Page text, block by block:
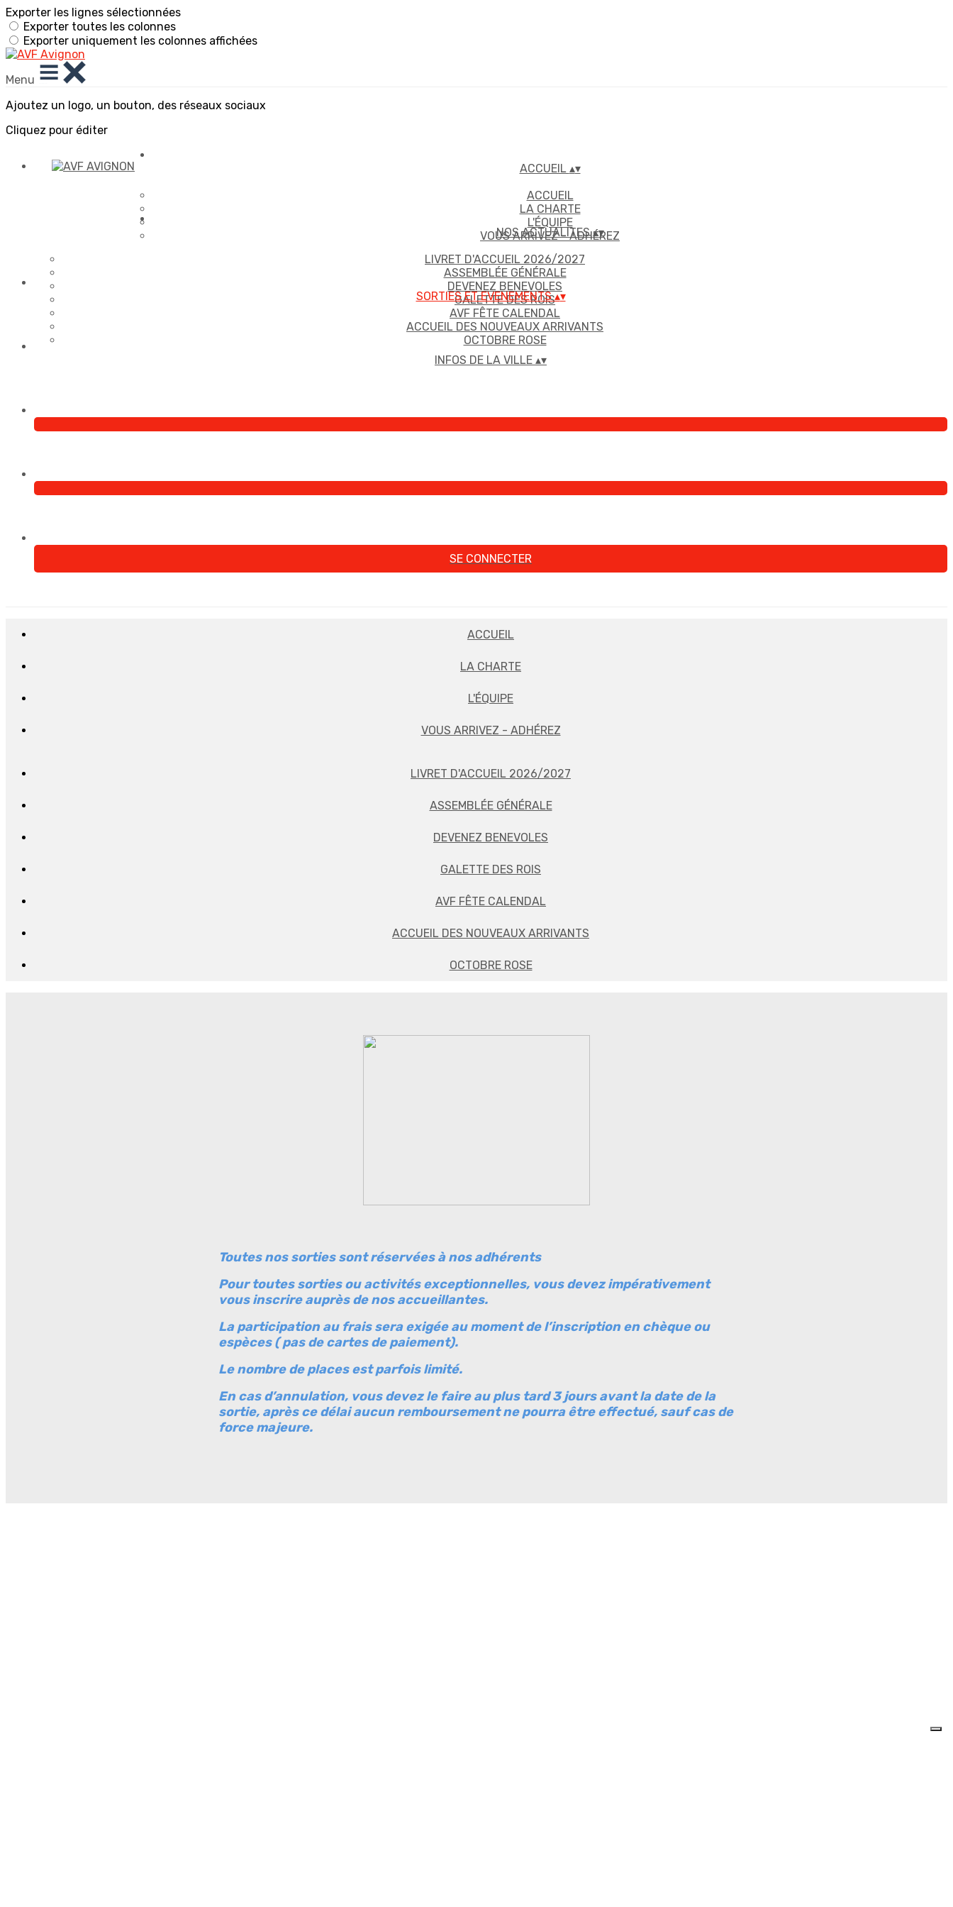
Exporter les lignes sélectionnées
Exporter toutes les colonnes
Exporter uniquement les colonnes affichées
Menu
Ajoutez un logo, un bouton, des réseaux sociaux
Cliquez pour éditer
ACCUEIL ▴▾
ACCUEIL
LA CHARTE
L'ÉQUIPE
VOUS ARRIVEZ - ADHÉREZ
NOS ACTUALITES▴▾
LIVRET D'ACCUEIL 2026/2027
ASSEMBLÉE GÉNÉRALE
DEVENEZ BENEVOLES
GALETTE DES ROIS
AVF FÊTE CALENDAL
ACCUEIL DES NOUVEAUX ARRIVANTS
OCTOBRE ROSE
SORTIES ET EVENEMENTS▴▾
INFOS DE LA VILLE ▴▾
SE CONNECTER
ACCUEIL
LA CHARTE
L'ÉQUIPE
VOUS ARRIVEZ - ADHÉREZ
LIVRET D'ACCUEIL 2026/2027
ASSEMBLÉE GÉNÉRALE
DEVENEZ BENEVOLES
GALETTE DES ROIS
AVF FÊTE CALENDAL
ACCUEIL DES NOUVEAUX ARRIVANTS
OCTOBRE ROSE
Toutes nos sorties sont réservées à nos adhérents
Pour toutes sorties ou activités exceptionnelles, vous devez impérativement
vous inscrire auprès de nos accueillantes.
La participation au frais sera exigée au moment de l’inscription en chèque ou
espèces ( pas de cartes de paiement).
Le nombre de places est parfois limité.
En cas d’annulation, vous devez le faire au plus tard 3 jours avant la date de la
sortie, après ce délai aucun remboursement ne pourra être effectué, sauf cas de
force majeure.